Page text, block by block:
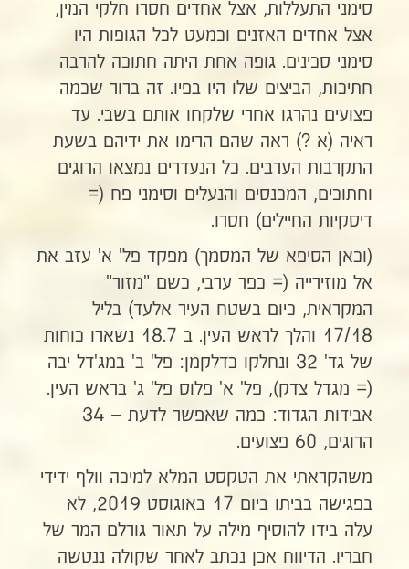
סימני התעללות, אצל אחדים חסרו חלקי המין,
אצל אחדים האזנים וכמעט לכל הגופות היו
סימני סכינים. גופה אחת היתה חתוכה להרבה
חתיכות, הביצים שלו היו בפיו. זה ברור שכמה
פצועים נהרגו אחרי שלקחו אותם בשבי. עד
ראיה (א ?) ראה שהם הרימו את ידיהם בשעת
התקרבות הערבים. כל הנעדרים נמצאו הרוגים
וחתוכים, המכנסים והנעלים וסימני פח (=
דיסקיות החיילים) חסרו.
(וכאן הסיפא של המסמך) מפקד פל' א' עזב את
אל מוזירייה (= כפר ערבי, כשם "מזור"
המקראית, כיום בשטח העיר אלעד) בליל
17/18 והלך לראש העין. ב 18.7 נשארו כוחות
של גד' 32 ונחלקו כדלקמן: פל' ב' במג'דל יבה
(= מגדל צדק), פל' א' פלוס פל' ג' בראש העין.
אבידות הגדוד: כמה שאפשר לדעת – 34
הרוגים, 60 פצועים.
משהקראתי את הטקסט המלא למיכה וולף ידידי
בפגישה בביתו ביום 17 באוגוסט 2019, לא
עלה בידו להוסיף מילה על תאור גורלם המר של
חבריו. הדיווח אכן נכתב לאחר שקולה ננטשה